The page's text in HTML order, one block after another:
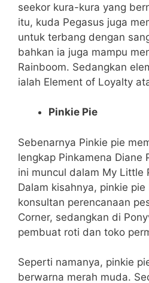
seekor kura-kura yang
itu, kuda Pegasus juga
untuk terbang dengan
bahkan ia juga mampu
Rainboom. Sedangkan
ialah Element of Loyalty
Pinkie Pie
Sebenarnya Pinkie pie
lengkap Pinkamena Diane
ini muncul dalam My Little
Dalam kisahnya, pinkie
konsultan perencanaan
Corner, sedangkan di
pembuat roti dan toko
Seperti namanya, pinkie
berwarna merah muda.